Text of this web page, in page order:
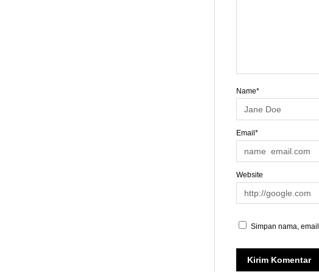
Name*
Email*
Website
Simpan nama,